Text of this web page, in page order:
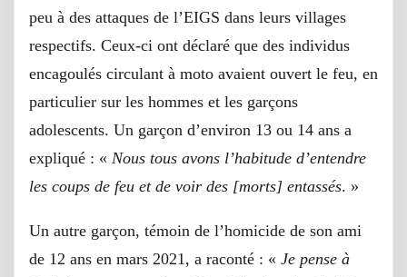
peu à des attaques de l’EIGS dans leurs villages
respectifs. Ceux-ci ont déclaré que des individus
encagoulés circulant à moto avaient ouvert le feu, en
particulier sur les hommes et les garçons
adolescents. Un garçon d’environ 13 ou 14 ans a
expliqué : « Nous tous avons l’habitude d’entendre
les coups de feu et de voir des [morts] entassés. »
Un autre garçon, témoin de l’homicide de son ami
de 12 ans en mars 2021, a raconté : « Je pense à